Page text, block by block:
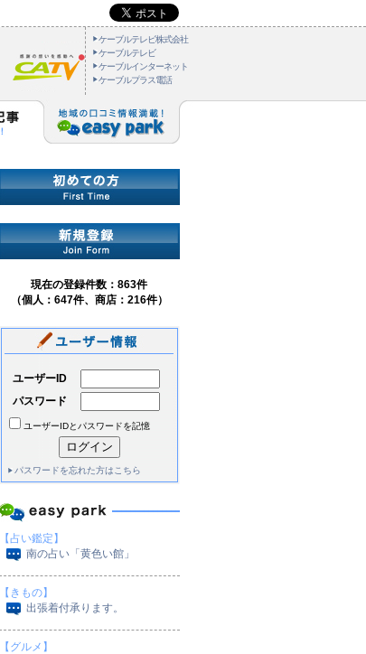
ケーブルテレビ株式会社
ケーブルテレビ
ケーブルインターネット
ケーブルプラス電話
現在の登録件数：863件
（個人：647件、商店：216件）
ユーザーID
パスワード
ユーザーIDとパスワードを記憶
パスワードを忘れた方はこちら
【占い鑑定】
南の占い「黄色い館」
【きもの】
出張着付承ります。
【グルメ】